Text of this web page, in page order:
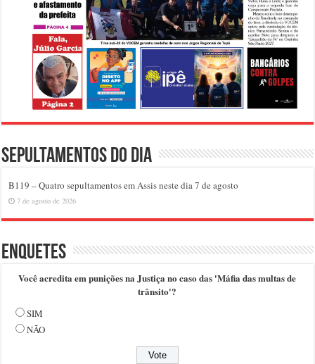
Sepultamentos do dia
B119 – Quatro sepultamentos em Assis neste dia 7 de agosto
7 de agosto de 2026
Enquetes
Você acredita em punições na Justiça no caso das 'Máfia das multas de
trânsito'?
SIM
NÃO